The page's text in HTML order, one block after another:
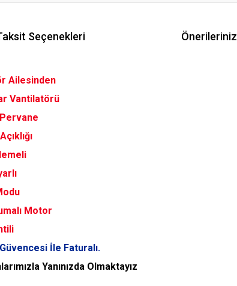
Seçenekleri Önerileriniz
Ailesinden
Vantilatörü
Motor
İle Faturalı.
Yanınızda Olmaktayız